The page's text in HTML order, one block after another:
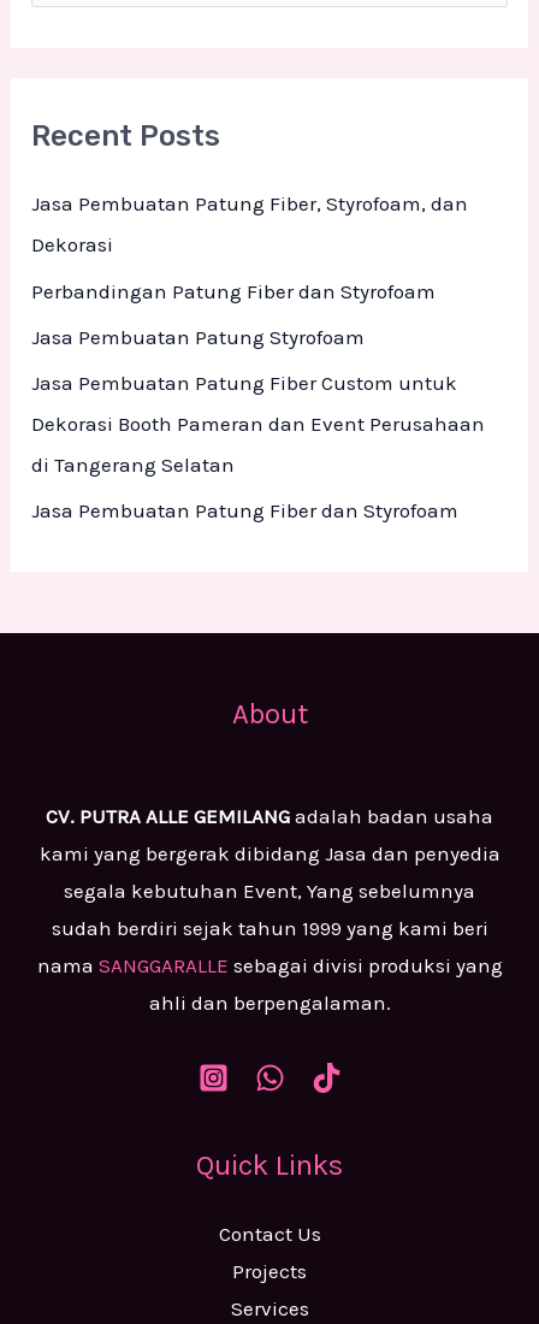
cRecent Posts
Jasa Pembuatan Patung Fiber, Styrofoam, dan
Dekorasi
Perbandingan Patung Fiber dan Styrofoam
Jasa Pembuatan Patung Styrofoam
Jasa Pembuatan Patung Fiber Custom untuk
Dekorasi Booth Pameran dan Event Perusahaan
di Tangerang Selatan
Jasa Pembuatan Patung Fiber dan Styrofoam
About
CV. PUTRA ALLE GEMILANG adalah badan usaha
kami yang bergerak dibidang Jasa dan penyedia
segala kebutuhan Event, Yang sebelumnya
sudah berdiri sejak tahun 1999 yang kami beri
nama SANGGARALLE sebagai divisi produksi yang
ahli dan berpengalaman.
Quick Links
Contact Us
Projects
Services